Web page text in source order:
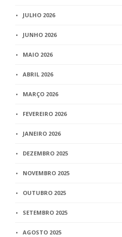
JULHO 2026
JUNHO 2026
MAIO 2026
ABRIL 2026
MARÇO 2026
FEVEREIRO 2026
JANEIRO 2026
DEZEMBRO 2025
NOVEMBRO 2025
OUTUBRO 2025
SETEMBRO 2025
AGOSTO 2025